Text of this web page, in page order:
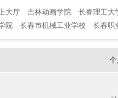
大厅 吉林动画学院 长春理工大
院 长春市机械工业学校 长春职